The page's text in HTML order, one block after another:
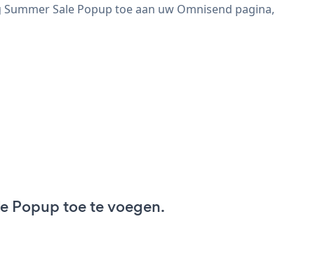
Sale Popup toe aan uw Omnisend pagina,
Popup toe te voegen.